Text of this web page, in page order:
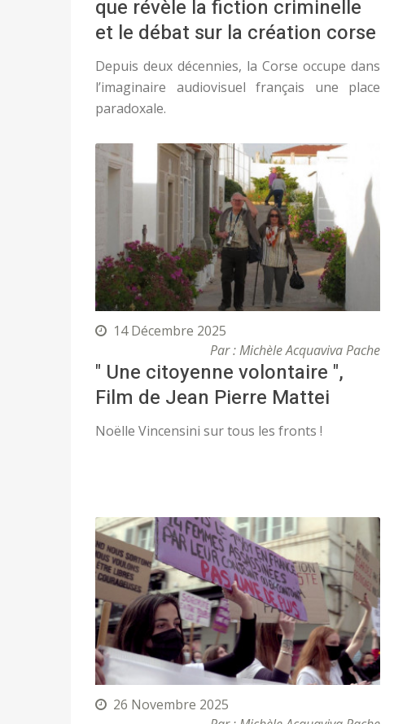
que révèle la fiction criminelle
et le débat sur la création corse
Depuis deux décennies, la Corse occupe dans
l’imaginaire audiovisuel français une place
paradoxale.
14 Décembre 2025
Par : Michèle Acquaviva Pache
" Une citoyenne volontaire ",
Film de Jean Pierre Mattei
Noëlle Vincensini sur tous les fronts !
26 Novembre 2025